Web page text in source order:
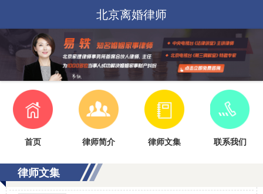
北京离婚律师
首页 律师简介 律师文集 联系我们
律师文集